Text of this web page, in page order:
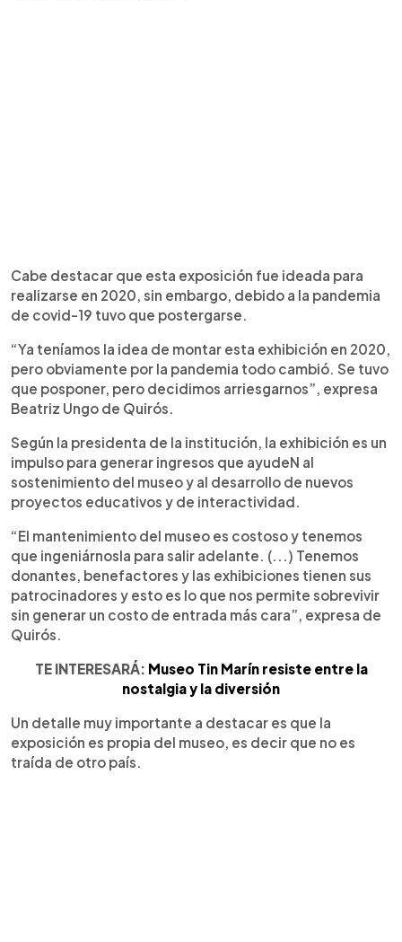
Cabe destacar que esta exposición fue ideada para
realizarse en 2020, sin embargo, debido a la pandemia
de covid-19 tuvo que postergarse.
“Ya teníamos la idea de montar esta exhibición en 2020,
pero obviamente por la pandemia todo cambió. Se tuvo
que posponer, pero decidimos arriesgarnos”, expresa
Beatriz Ungo de Quirós.
Según la presidenta de la institución, la exhibición es un
impulso para generar ingresos que ayudeN al
sostenimiento del museo y al desarrollo de nuevos
proyectos educativos y de interactividad.
“El mantenimiento del museo es costoso y tenemos
que ingeniárnosla para salir adelante. (...) Tenemos
donantes, benefactores y las exhibiciones tienen sus
patrocinadores y esto es lo que nos permite sobrevivir
sin generar un costo de entrada más cara”, expresa de
Quirós.
TE INTERESARÁ: Museo Tin Marín resiste entre la
nostalgia y la diversión
Un detalle muy importante a destacar es que la
exposición es propia del museo, es decir que no es
traída de otro país.